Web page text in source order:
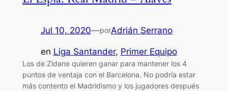
Jul 10, 2020—porAdrián Serrano
en Liga Santander, Primer Equipo
Los de Zidane quieren ganar para mantener los 4
puntos de ventaja con el Barcelona. No podría estar
más contento el Madridismo y los jugadores después